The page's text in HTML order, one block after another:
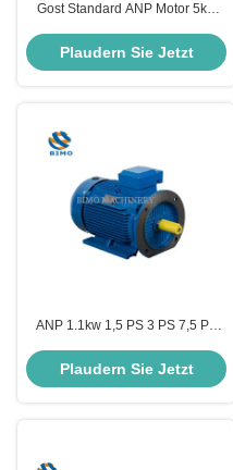
Gost Standard ANP Motor 5kw
Phasen-Elektromotoren
Plaudern Sie Jetzt
ANP 1.1kw 1,5 PS 3 PS 7,5 PS
Rpm Gost Motor 20 PS 15 PS 10
PS 3 Phasenmotor
Plaudern Sie Jetzt